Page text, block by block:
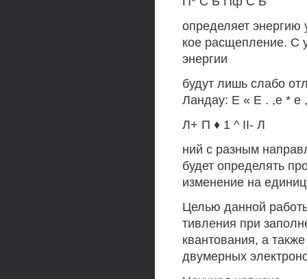
определяет
кое расщепление. С
энергии
будут лишь слабо
Ландау: Е « Е . ,е * е
Л+ П ♦ 1 ^ II- Л
ний с разным
будет определять
изменение на
Целью данной
тивления при
квантования, а
двумерных